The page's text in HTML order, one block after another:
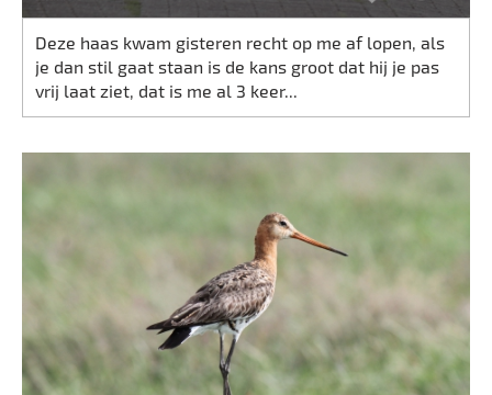
Deze haas kwam gisteren recht op me af lopen, als
je dan stil gaat staan is de kans groot dat hij je pas
vrij laat ziet, dat is me al 3 keer...